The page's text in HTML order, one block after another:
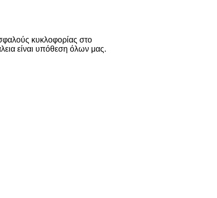
κυκλοφορίας στο
είναι υπόθεση όλων μας.